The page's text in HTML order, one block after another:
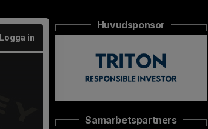
Logga in
Huvudsponsor
Samarbetspartners